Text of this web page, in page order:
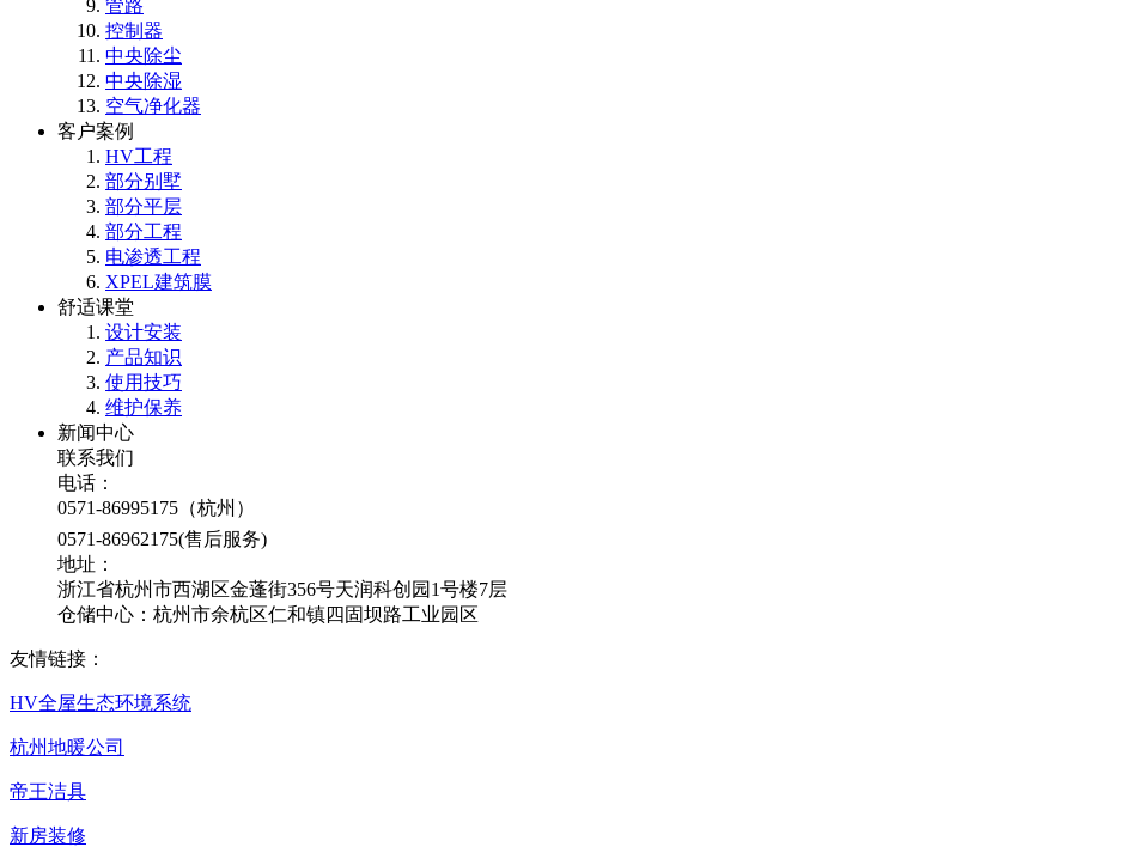
管路
控制器
中央除尘
中央除湿
空气净化器
客户案例
HV工程
部分别墅
部分平层
部分工程
电渗透工程
XPEL建筑膜
舒适课堂
设计安装
产品知识
使用技巧
维护保养
新闻中心
联系我们
电话：
0571-86995175（杭州）
0571-86962175(售后服务)
地址：
浙江省杭州市西湖区金蓬街356号天润科创园1号楼7层
仓储中心：杭州市余杭区仁和镇四固坝路工业园区
友情链接：
HV全屋生态环境系统
杭州地暖公司
帝王洁具
新房装修